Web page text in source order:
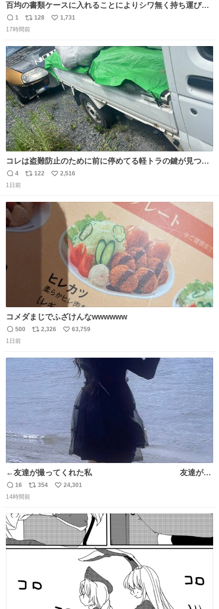
百均の書類ケースに入れることによりシワ無く持ち運びに
成功 いつも劇場のアイロンをお借りしていた ㅤ だいぶ前に
楽屋で誰かが入れているのを見て「真似しよう」と思った
返
信
1
リ
ポ
ト
数
128
い
数
1,731
17時間前
コレは盗難防止のために前に停めてる軽トラの鍵が見つか
らなくて 持ち主すら動かすことができない鉄壁のスープラ
返
信
4
リ
ト
数
122
い
2,516
1日前
コメダまじでふざけんなwwwwww
返
信
500
リ
ト
数
2,326
い
数
63,759
1日前
←友達が撮ってくれた私 友達が描
いてくれた私→
返
信
16
リ
ポ
ト
数
354
い
数
24,301
14時間前